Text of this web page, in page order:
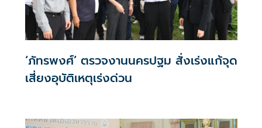
‘ภัทรพงศ์’ ตรวจงานนครปฐม สั่งเร่งแก้จุด
เสี่ยงอุบัติเหตุเร่งด่วน